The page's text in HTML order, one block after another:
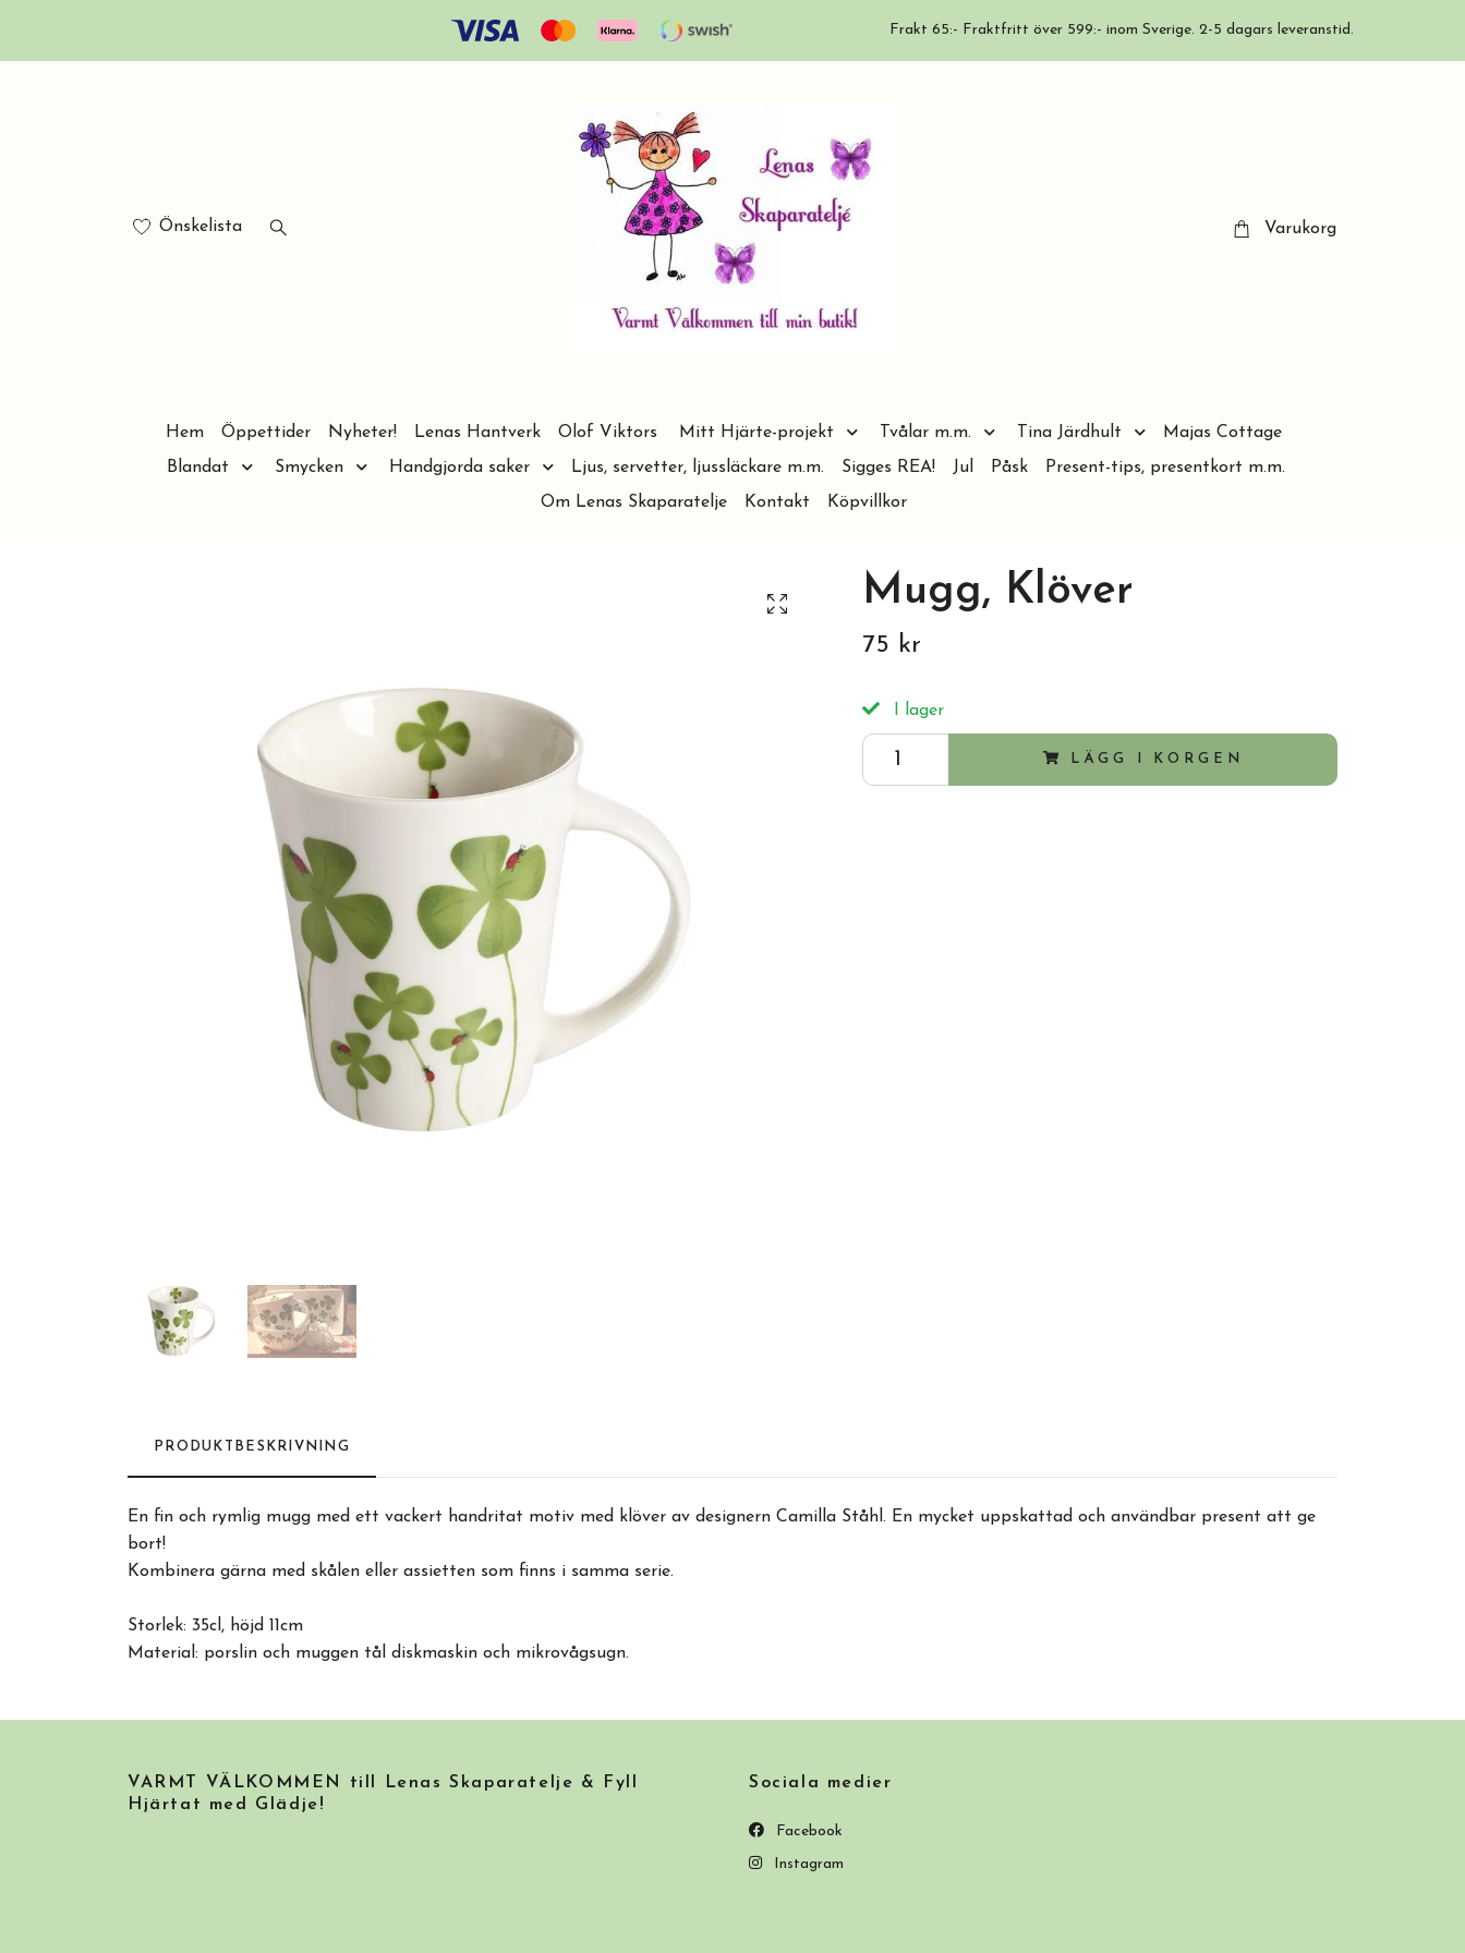
Frakt 65:- Fraktfritt över 599:- inom Sverige. 2-5 dagars leveranstid.
Önskelista Varukorg
Hem Öppettider Nyheter! Lenas Hantverk Olof Viktors Mitt Hjärte-projekt Tvålar m.m. Tina Järdhult
Majas Cottage
Blandat
Smycken Handgjorda saker Ljus, servetter, ljussläckare m.m. Sigges REA! Jul Påsk
Present-tips, presentkort m.m.
Om Lenas Skaparatelje
Kontakt Köpvillkor
Mugg, Klöver
75 kr
I lager
LÄGG I KORGEN
PRODUKTBESKRIVNING
En fin och rymlig mugg med ett vackert handritat motiv med klöver av designern Camilla Ståhl. En mycket uppskattad och användbar present att ge
bort!
Kombinera gärna med skålen eller assietten som finns i samma serie.
Storlek: 35cl, höjd 11cm
Material: porslin och muggen tål diskmaskin och mikrovågsugn.
VARMT VÄLKOMMEN till Lenas Skaparatelje & Fyll
Hjärtat med Glädje!
Sociala medier
Facebook
Instagram